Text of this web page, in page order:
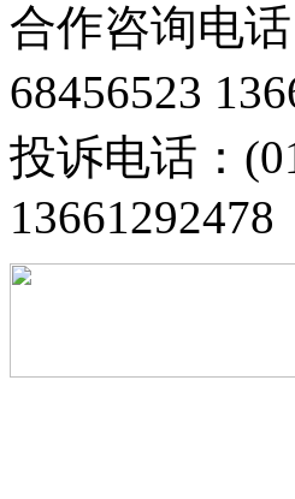
合作咨询电
68456523
投诉电话：
13661292478